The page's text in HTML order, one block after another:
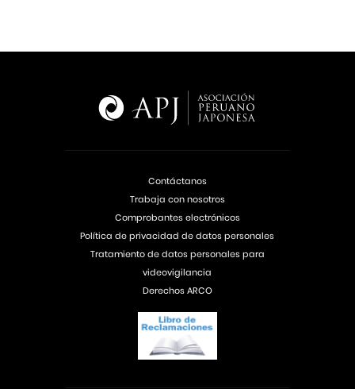
Contáctanos
Trabaja con nosotros
Comprobantes electrónicos
Política de privacidad de datos personales
Tratamiento de datos personales para
videovigilancia
Derechos ARCO